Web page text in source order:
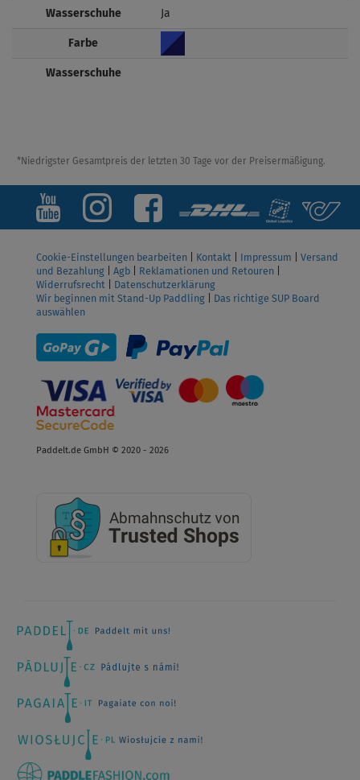
Wasserschuhe Ja
Farbe
Wasserschuhe
*Niedrigster Gesamtpreis der letzten 30 Tage vor der Preisermäßigung.
Cookie-Einstellungen bearbeiten Kontakt Impressum
Versand
und Bezahlung
Agb Reklamationen und Retouren
Widerrufsrecht
Datenschutzerklärung
Wir beginnen mit Stand-Up Paddling
Das richtige SUP Board
auswählen
Paddelt.de GmbH © 2020 - 2026